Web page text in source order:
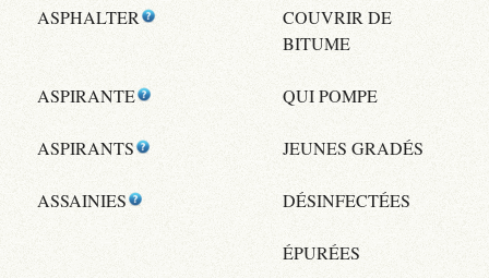
ASPHALTER
COUVRIR DE
BITUME
ASPIRANTE QUI POMPE
ASPIRANTS JEUNES GRADÉS
ASSAINIES DÉSINFECTÉES
ÉPURÉES